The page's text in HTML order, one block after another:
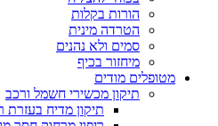
הורות בקלות
הטרדה מינית
סמים ולא נהנים
מיחזור בכיף
מטופלים מודים
תיקון מכשירי חשמל ורכב
תיקון מדיח בעזרת